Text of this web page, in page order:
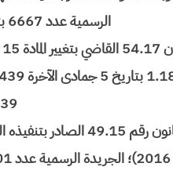
الرسمية عدد 6667 بتاريخ 6 شعبان 1439 (23 أبريل 2018)، ص 2345؛
1439 (12
2016)؛ الجريدة الرسمية عدد 6501 بتاريخ 17 ذو الحجة 1437 (19 سبتمبر 2016)، ص 6647؛